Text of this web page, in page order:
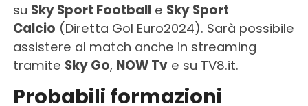
su Sky Sport Footballe Sky Sport
Calcio (Diretta Gol Euro2024). Sarà possibile
assistere al match anche in streaming
tramite Sky Go, NOW Tve su TV8.it.
Probabili formazioni